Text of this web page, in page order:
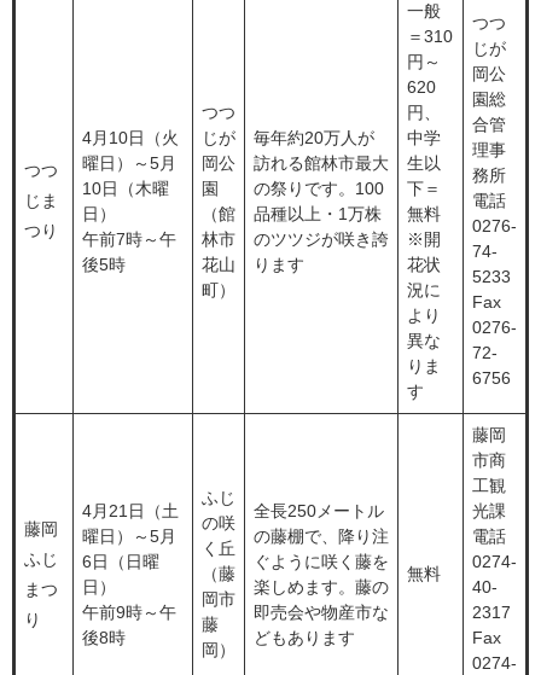
つつ
じま
つり
4月10日（火
曜日）～5月
10日（木曜
日）
午前7時～午
後5時
つつ
じが
岡公
園
（館
林市
花山
町）
毎年約20万人が
訪れる館林市最大
の祭りです。100
品種以上・1万株
のツツジが咲き誇
ります
一般
＝310
円～
620
円、
中学
生以
下＝
無料
※開
花状
況に
より
異な
りま
す
つつ
じが
岡公
園総
合管
理事
務所
電話
0276-
74-
5233
Fax
0276-
72-
6756
藤岡
ふじ
まつ
り
4月21日（土
曜日）～5月
6日（日曜
日）
午前9時～午
後8時
ふじ
の咲
く丘
（藤
岡市
藤
岡）
全長250メートル
の藤棚で、降り注
ぐように咲く藤を
楽しめます。藤の
即売会や物産市な
どもあります
無料
藤岡
市商
工観
光課
電話
0274-
40-
2317
Fax
0274-